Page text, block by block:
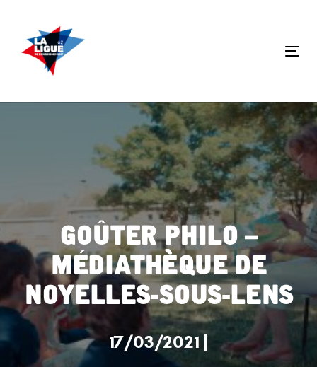
to
primary
navigation
to
Goûter Philo –
Médiathèque de
Noyelles-sous-Lens
17/03/2021 |